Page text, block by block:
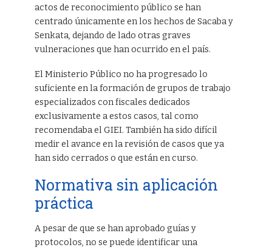
actos de reconocimiento público se han
centrado únicamente en los hechos de Sacaba y
Senkata, dejando de lado otras graves
vulneraciones que han ocurrido en el país.
El Ministerio Público no ha progresado lo
suficiente en la formación de grupos de trabajo
especializados con fiscales dedicados
exclusivamente a estos casos, tal como
recomendaba el GIEI. También ha sido difícil
medir el avance en la revisión de casos que ya
han sido cerrados o que están en curso.
Normativa sin aplicación
práctica
A pesar de que se han aprobado guías y
protocolos, no se puede identificar una